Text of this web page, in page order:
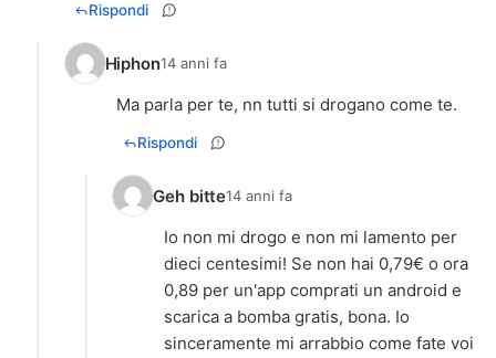
Rispondi
Hiphon14 anni fa
Ma parla per te, nn tutti si drogano come te.
Rispondi
Geh bitte14 anni fa
Io non mi drogo e non mi lamento per
dieci centesimi! Se non hai 0,79€ o ora
0,89 per un'app comprati un android e
scarica a bomba gratis, bona. Io
sinceramente mi arrabbio come fate voi